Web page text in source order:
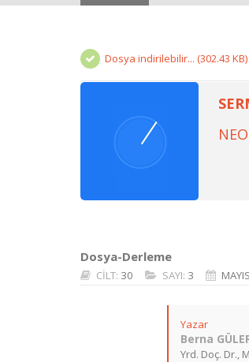
Dosya indirilebilir... (302.43 KB)
Dosya-Derleme
CİLT: 30 SAYI: 3
Yazar
Berna
Yrd. Doç. Dr.,